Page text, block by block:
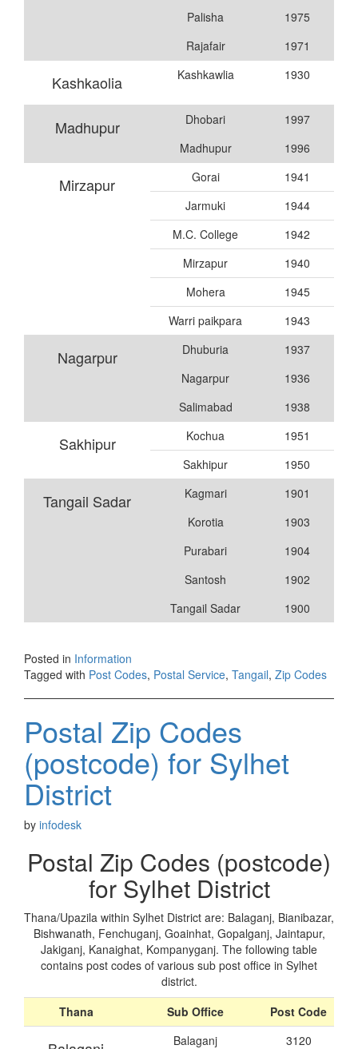
Palisha
1975
Rajafair
1971
Kashkaolia Kashkawlia 1930
Madhupur Dhobari
1997
Madhupur
1996
Mirzapur Gorai
1941
Jarmuki
1944
M.C. College
1942
Mirzapur
1940
Mohera
1945
Warri paikpara
1943
Nagarpur Dhuburia
1937
Nagarpur
1936
Salimabad
1938
Sakhipur Kochua
1951
Sakhipur
1950
Tangail Sadar Kagmari
1901
Korotia
1903
Purabari
1904
Santosh
1902
Tangail Sadar
1900
Posted in Information
Tagged with Post Codes, Postal Service, Tangail, Zip Codes
Postal Zip Codes
(postcode) for Sylhet
District
by infodesk
Postal Zip Codes (postcode)
for Sylhet District
Thana/Upazila within Sylhet District are: Balaganj, Bianibazar,
Bishwanath, Fenchuganj, Goainhat, Gopalganj, Jaintapur,
Jakiganj, Kanaighat, Kompanyganj. The following table
contains post codes of various sub post office in Sylhet
district.
Thana
Sub Office Post Code
Balaganj 3120